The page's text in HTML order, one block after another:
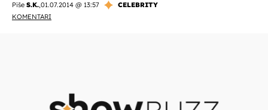
Piše S.K.,01.07.2014 @ 13:57
CELEBRITY
KOMENTARI
OMOGUĆI OBAVIJESTI